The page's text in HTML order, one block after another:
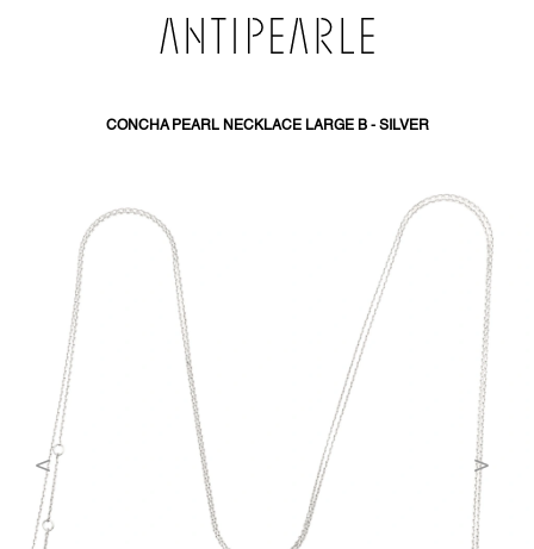
CONCHA PEARL NECKLACE LARGE B - SILVER